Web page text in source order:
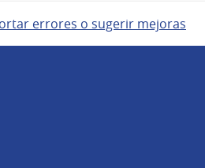
errores o sugerir mejoras